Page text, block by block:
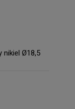
nikiel Ø18,5